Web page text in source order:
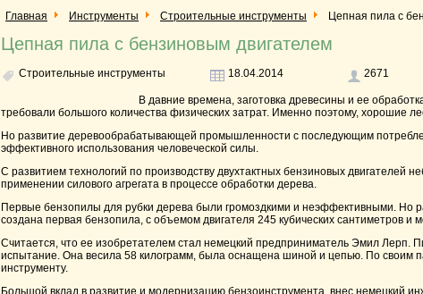
Главная Инструменты Строительные инструменты Цепная пила с
Цепная пила с бензиновым двигателем
Строительные инструменты 18.04.2014 2671
В давние времена, заготовка древесины и ее
требовали большого количества физических затрат. Именно поэтому, хорошие
Но развитие деревообрабатывающей промышленности с последующим
эффективного использования человеческой силы.
С развитием технологий по производству двухтактных бензиновых двигателей
применении силового агрегата в процессе обработки дерева.
Первые бензопилы для рубки дерева были громоздкими и неэффективными. Но
создана первая бензопила, с объемом двигателя 245 кубических сантиметров и
Считается, что ее изобретателем стал немецкий предприниматель Эмил Лерп.
испытание. Она весила 58 килограмм, была оснащена шиной и цепью. По своим
инструменту.
Большой вклад в развитие и модернизацию бензоинструмента, внес немецкий